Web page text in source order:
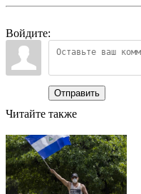
Войдите:
Отправить
Читайте также